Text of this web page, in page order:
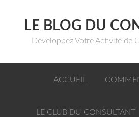
LE BLOG DU
Développez Votre Activité de
ACCUEIL
LE CLUB DU CONSULTANT